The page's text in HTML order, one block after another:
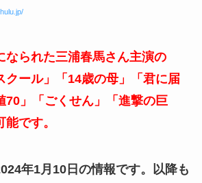
なられた三浦春馬さん主演の
クール」「14歳の母」「君に届
70」「ごくせん」「進撃の巨
です。
年1月10日の情報です。以降も